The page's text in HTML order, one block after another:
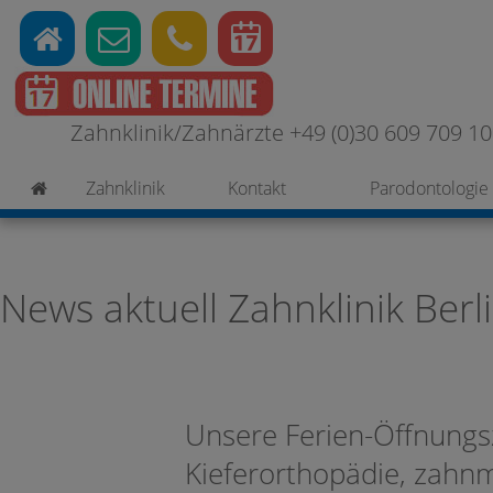
Zahnklinik/Zahnärzte +49 (0)30 609 709
Zahnklinik Kontakt Parodontologie
News aktuell Zahnklinik
Unsere Ferien-
Kieferorthopädie,